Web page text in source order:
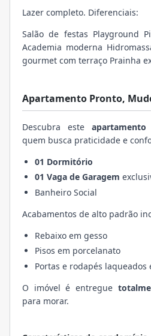
Lazer completo. Diferenciais:
Salão de festas Playground
Academia moderna
gourmet com terraço Prainha
Apartamento Pronto,
Descubra este apartamento
quem busca praticidade e
01 Dormitório
01 Vaga de Garagem
Banheiro Social
Acabamentos de alto padrão
Rebaixo em gesso
Pisos em porcelanato
Portas e rodapés laqueados
O imóvel é entregue
para morar.